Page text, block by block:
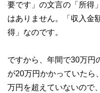
要です」の文言の「所得
はありません。「収入金
得」なのです。
ですから、年間で30万円
が20万円かかっていたら
万円を超えていないので